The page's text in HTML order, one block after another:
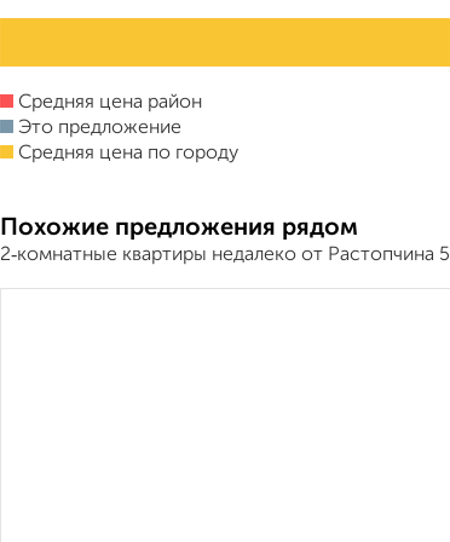
Средняя цена район
Это предложение
Средняя цена по городу
Похожие предложения рядом
2‑комнатные квартиры недалеко от Растопчина 5